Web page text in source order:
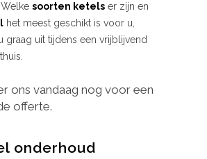
soorten ketels er zijn en
het meest geschikt is voor u,
graag uit tijdens een vrijblijvend
ons vandaag nog voor een
offerte.
onderhoud